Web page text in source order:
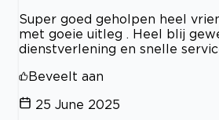
Super goed geholpen heel
met goeie uitleg . Heel blij
dienstverlening en snelle
Beveelt aan
25 June 2025